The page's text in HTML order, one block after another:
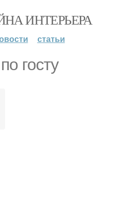
ИНТЕРЬЕРА
статьи
госту